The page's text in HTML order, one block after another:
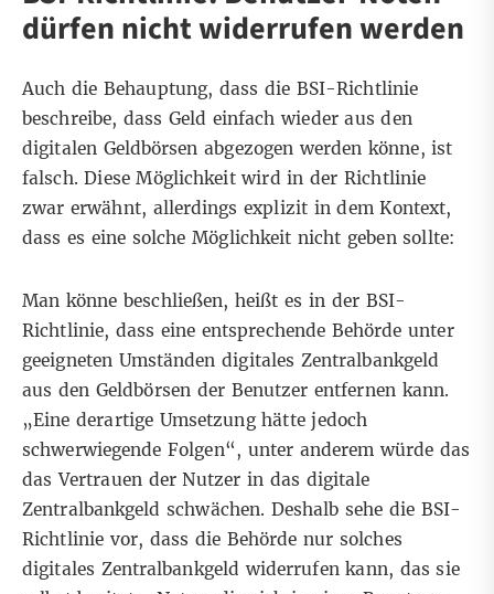
dürfen nicht widerrufen werden
Auch die Behauptung, dass die BSI-Richtlinie
beschreibe, dass Geld einfach wieder aus den
digitalen Geldbörsen abgezogen werden könne, ist
falsch. Diese Möglichkeit wird in der Richtlinie
zwar erwähnt, allerdings explizit in dem Kontext,
dass es eine solche Möglichkeit nicht geben sollte:
Man könne beschließen, heißt es in der BSI-
Richtlinie, dass eine entsprechende Behörde unter
geeigneten Umständen digitales Zentralbankgeld
aus den Geldbörsen der Benutzer entfernen kann.
„Eine derartige Umsetzung hätte jedoch
schwerwiegende Folgen“, unter anderem würde das
das Vertrauen der Nutzer in das digitale
Zentralbankgeld schwächen. Deshalb sehe die BSI-
Richtlinie vor, dass die Behörde nur solches
digitales Zentralbankgeld widerrufen kann, das sie